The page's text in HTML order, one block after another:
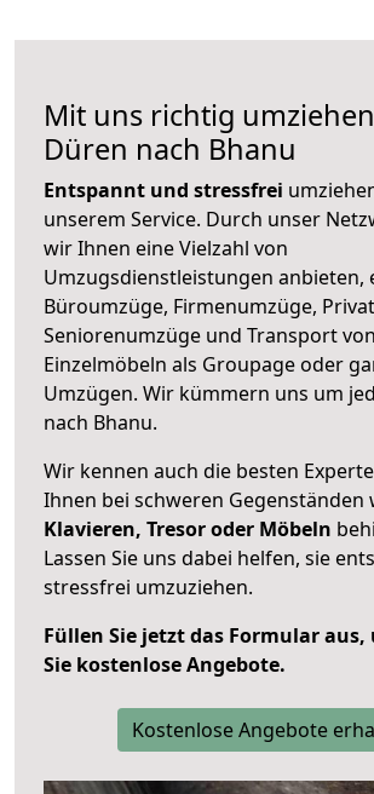
Mit uns richtig
Düren nach Bhanu
Entspannt und stressfrei
unserem Service. Durch unser
wir Ihnen eine Vielzahl von
Umzugsdienstleistungen anbieten,
Büroumzüge, Firmenumzüge,
Seniorenumzüge und Transport von
Einzelmöbeln als Groupage oder
Umzügen. Wir kümmern uns um
nach Bhanu.
Wir kennen auch die besten
Ihnen bei schweren Gegenständen
Klavieren, Tresor oder Möbeln
Lassen Sie uns dabei helfen, sie
stressfrei umzuziehen.
Füllen Sie jetzt das Formular
Sie kostenlose Angebote.
Kostenlose Angebote